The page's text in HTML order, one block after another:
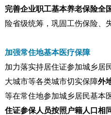
完善企业职工基本养老保险全
险省级统筹，巩固工伤保险、
加强常住地基本医疗保障
加力落实持居住证参加城乡居
大城市等各类城市切实保障外
等在常住地参加城乡居民基本
住证参保人员按照户籍人口相